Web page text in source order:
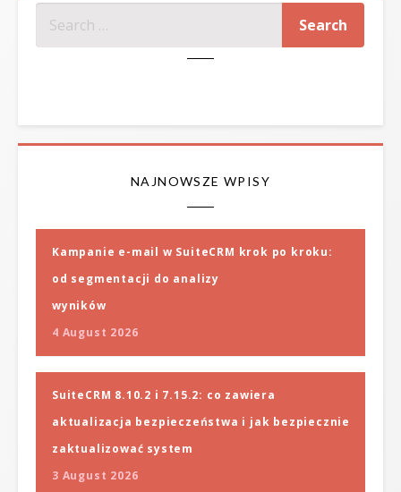
NAJNOWSZE WPISY
Kampanie e-mail w SuiteCRM krok po kroku:
od segmentacji do analizy
wyników
4 August 2026
SuiteCRM 8.10.2 i 7.15.2: co zawiera
aktualizacja bezpieczeństwa i jak bezpiecznie
zaktualizować system
3 August 2026